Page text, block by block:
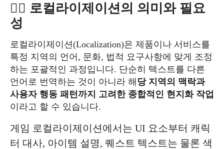
✍🏻 로컬라이제이션의 의미와 필요
성
로컬라이제이션(Localization)은 제품이나 서비스를
특정 지역의 언어, 문화, 법적 요구사항에 맞게 조정
하는 포괄적인 과정입니다. 단순히 텍스트를 다른
언어로 번역하는 것이 아니라 해 당 지역의 맥락과
사용자 행동 패턴까지 고려한 종합적인 현지화 작업
이라고 할 수 있습니다.
게임 로컬라이제이션에서는 UI 요소부터 캐릭
터 대사, 아이템 설명, 퀘스트 텍스트는 물론 색